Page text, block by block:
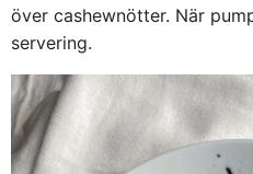
över cashewnötter. När
servering.